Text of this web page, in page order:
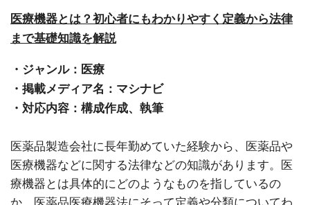
医療機器とは？初心者にもわかりやすく定義から法律
まで基礎知識を解説
・ジャンル：医療
・掲載メディア名：マシナビ
・対応内容：構成作成、執筆
医薬品製造会社に長年勤めていた経験から、医薬品や
医療機器などに関する法律などの知識があります。医
療機器とは具体的にどのようなものを指しているの
か、医薬品医療機器法にそって定義や分類についてわ